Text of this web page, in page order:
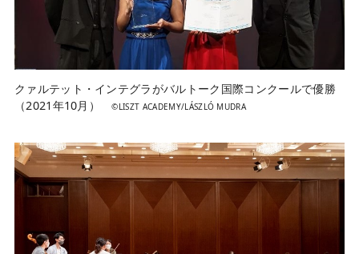
クァルテット・インテグラがバルトーク国際コンクールで優勝
（2021年10月）©LISZT ACADEMY/LÁSZLÓ MUDRA